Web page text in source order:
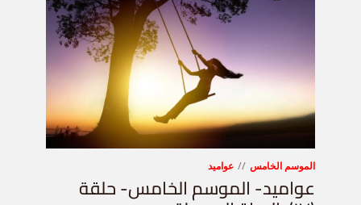
الموسم الخامس عواميد
عواميد- الموسم الخامس- حلقة